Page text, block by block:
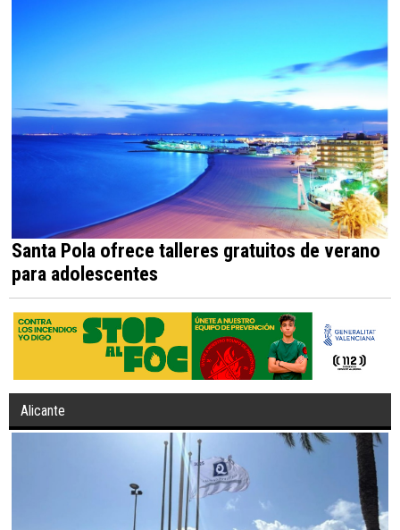
Santa Pola ofrece talleres gratuitos de verano
para adolescentes
Alicante